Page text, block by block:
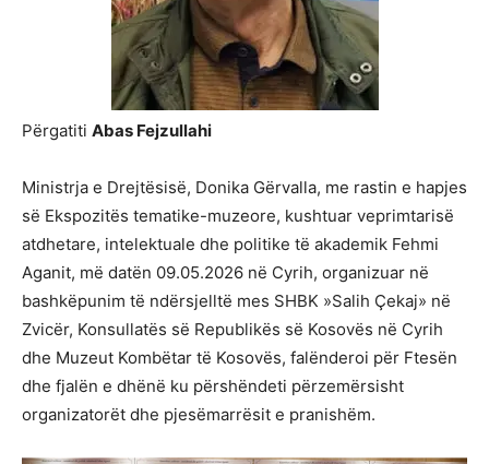
Përgatiti Abas Fejzullahi
Ministrja e Drejtësisë, Donika Gërvalla, me rastin e hapjes
së Ekspozitës tematike-muzeore, kushtuar veprimtarisë
atdhetare, intelektuale dhe politike të akademik Fehmi
Aganit, më datën 09.05.2026 në Cyrih, organizuar në
bashkëpunim të ndërsjelltë mes SHBK »Salih Çekaj» në
Zvicër, Konsullatës së Republikës së Kosovës në Cyrih
dhe Muzeut Kombëtar të Kosovës, falënderoi për Ftesën
dhe fjalën e dhënë ku përshëndeti përzemërsisht
organizatorët dhe pjesëmarrësit e pranishëm.